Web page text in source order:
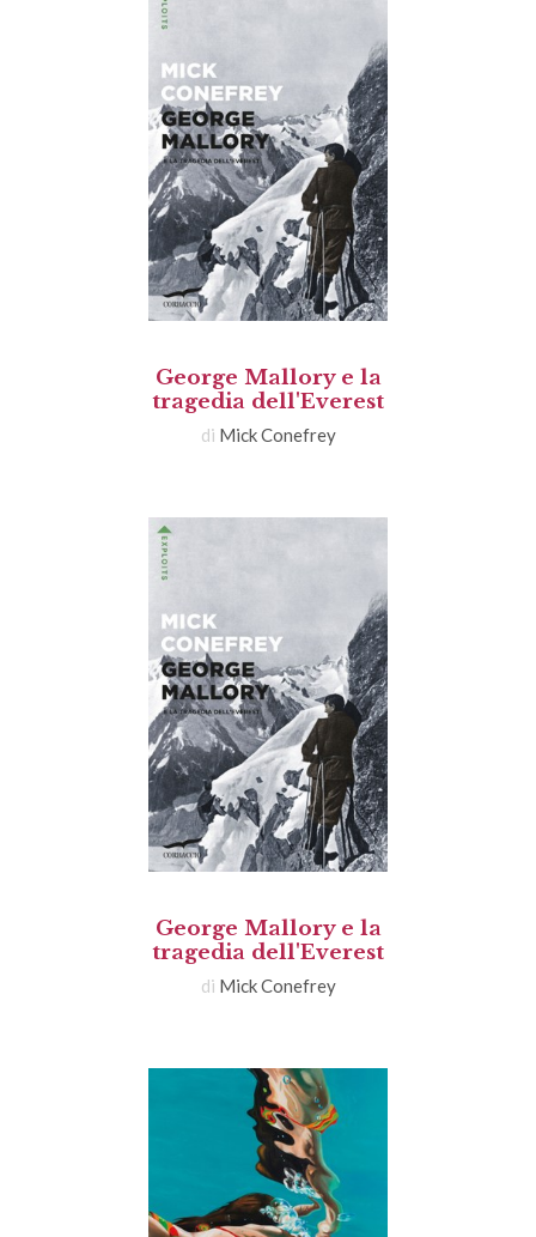
George Mallory e la
tragedia dell'Everest
di Mick Conefrey
George Mallory e la
tragedia dell'Everest
di Mick Conefrey